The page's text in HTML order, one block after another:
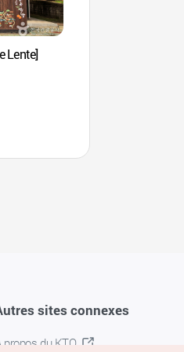
Lente]
sites connexes
propos du KTO